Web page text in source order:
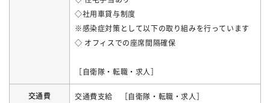
◇社用車貸与制度
※感染症対策として以下の取り組みを行っています
◇ オフィスでの座席間隔確保
［自衛隊・転職・求人］
交通費 交通費支給 ［自衛隊・転職・求人］